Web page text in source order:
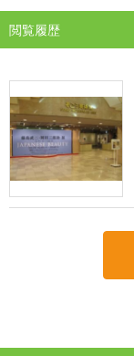
閲覧履歴